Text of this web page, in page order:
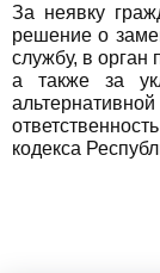
За неявку
решение о
службу, в орган
а также за
кодекса